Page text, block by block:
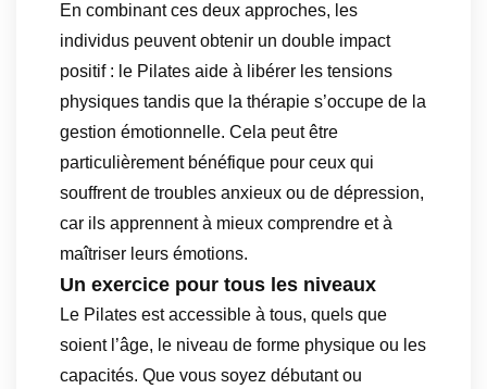
En combinant ces deux approches, les
individus peuvent obtenir un double impact
positif : le Pilates aide à libérer les tensions
physiques tandis que la thérapie s’occupe de la
gestion émotionnelle. Cela peut être
particulièrement bénéfique pour ceux qui
souffrent de troubles anxieux ou de dépression,
car ils apprennent à mieux comprendre et à
maîtriser leurs émotions.
Un exercice pour tous les niveaux
Le Pilates est accessible à tous, quels que
soient l’âge, le niveau de forme physique ou les
capacités. Que vous soyez débutant ou